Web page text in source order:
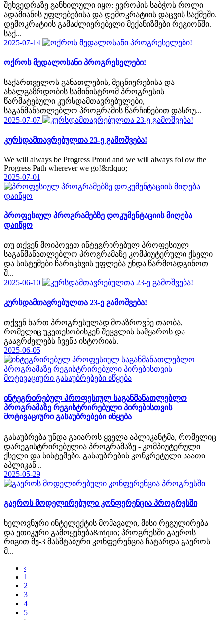
შეხვედრაზე განხილული იყო: ევროპის საბჭოს როლი
ადამიანის უფლებებისა და დემოკრატიის დაცვის საქმეში.
დემოკრატიის გამაძლიერებელი მექანიზმები რეგიონში.
საქ...
2025-07-14
ოქროს მედალოსანი პროგრესელები!
საქართველოს განათლების, მეცნიერებისა და
ახალგაზრდობის სამინისტრომ პროგრესის
წარმატებული კურსდამთავრებულები,
საგანმანათლებლო პროგრამის წარჩინებით დასრუ...
2025-07-07
კურსდამთავრებულთა 23-ე გამოშვება!
We will always be Progress Proud and we will always follow the
Progress Path wherever we go!&rdquo;
2025-07-01
პროფესიულ პროგრამებზე დოკუმენტაციის მიღება
დაიწყო
თუ თქვენ მოიპოვეთ ინტეგრირებულ პროფესიულ
საგანმანათლებლო პროგრამაზე კომპიუტერული ქსელი
და სისტემები ჩარიცხვის უფლება უნდა წარმოადგინოთ
შ...
2025-06-10
კურსდამთავრებულთა 23-ე გამოშვება!
თქვენ ხართ პროგრესულად მოაზროვნე თაობა,
რომელიც უკეთესობისკენ შეცვლის სამყაროს და
გააგრძელებს ჩვენს ისტორიას.
2025-06-05
ინტეგრირებულ პროფესიულ საგანმანათლებლო
პროგრამაზე რეგისტრირებული პირებისთვის
მოტივაციური გასაუბრებები იწყება
გასაუბრება უნდა გაიაროს ყველა აპლიკანტმა, რომელიც
დარეგისტრირებულია პროგრამაზე - კომპიუტერული
ქსელი და სისტემები. გასაუბრების კონკრეტული საათი
აპლიკან...
2025-05-29
გაეროს მოდელირებული კონფერენცია პროგრესში
ხელოვნური ინტელექტის მომავალი, მისი რეგულირება
და ეთიკური გამოყენება&rdquo; პროგრესში გაეროს
რიგით მე-3 მასშტაბური კონფერენცია ჩატარდა გაეროს
მ...
‹
1
2
3
4
5